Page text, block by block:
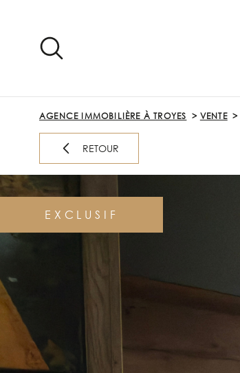
recherche
principal
AGENCE IMMOBILIÈRE À TROYES VENTE
RETOUR
EXCLUSIF